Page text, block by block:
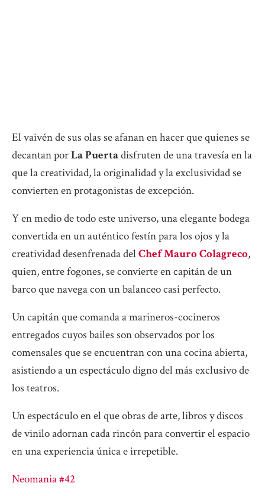
El vaivén de sus olas se afanan en hacer que quienes se
decantan porLa Puertadisfruten de una travesía en la
que la creatividad, la originalidad y la exclusividad se
convierten en protagonistas de excepción.
Y en medio de todo este universo, una elegante bodega
convertida en un auténtico festín para los ojos y la
creatividad desenfrenada delChef Mauro Colagreco,
quien, entre fogones, se convierte en capitán de un
barco que navega con un balanceo casi perfecto.
Un capitán que comanda a marineros-cocineros
entregados cuyos bailes son observados por los
comensales que se encuentran con una cocina abierta,
asistiendo a un espectáculo digno del más exclusivo de
los teatros.
Un espectáculo en el que obras de arte, libros y discos
de vinilo adornan cada rincón para convertir el espacio
en una experiencia única e irrepetible.
Neomania #42